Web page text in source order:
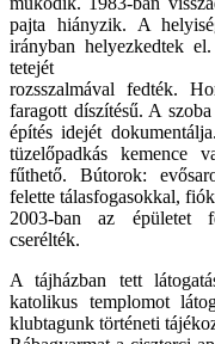
pajta hiányzik. A
irányban helyezkedtek
tetejét
rozsszalmával fedték.
faragott díszítésű. A
építés idejét
tüzelőpadkás kemence
fűthető. Bútorok:
felette tálasfogasokkal,
2003-ban az épületet
cserélték.
A tájházban tett
katolikus templomot
klubtagunk történeti